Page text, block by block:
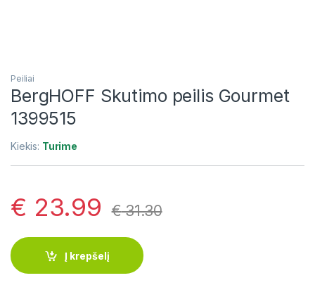
Peiliai
BergHOFF Skutimo peilis Gourmet
1399515
Kiekis: Turime
€ 23.99 €31.30
Į krepšelį